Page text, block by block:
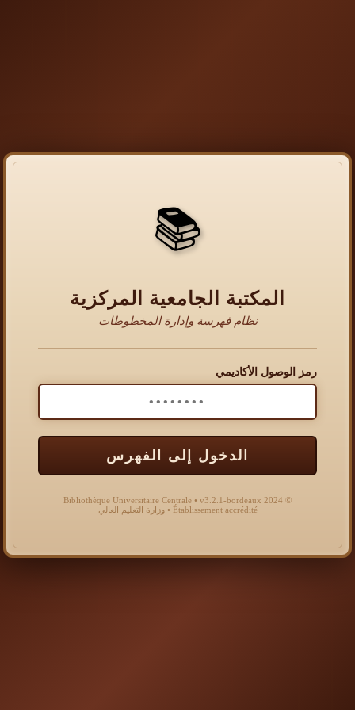
📚
المكتبة الجامعية المركزية
نظام فهرسة وإدارة المخطوطات
رمز الوصول الأكاديمي
الدخول إلى الفهرس
© 2024 Bibliothèque Universitaire Centrale • v3.2.1-bordeaux
Établissement accrédité • وزارة التعليم العالي